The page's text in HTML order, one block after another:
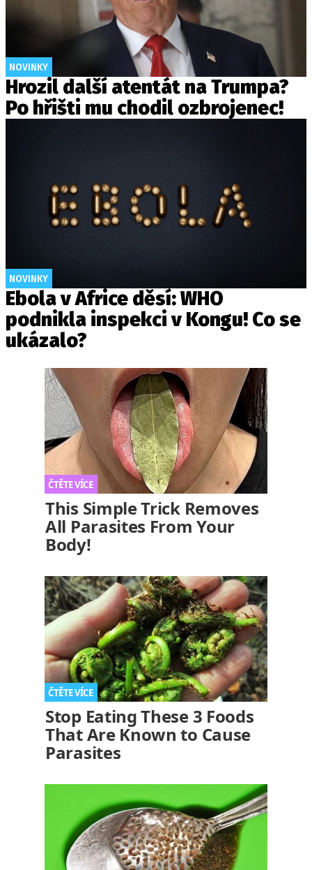
NOVINKY
Hrozil další atentát na Trumpa?
Po hřišti mu chodil ozbrojenec!
NOVINKY
Ebola v Africe děsí: WHO
podnikla inspekci v Kongu! Co se
ukázalo?
This Simple Trick Removes
All Parasites From Your
Body!
Stop Eating These 3 Foods
That Are Known to Cause
Parasites